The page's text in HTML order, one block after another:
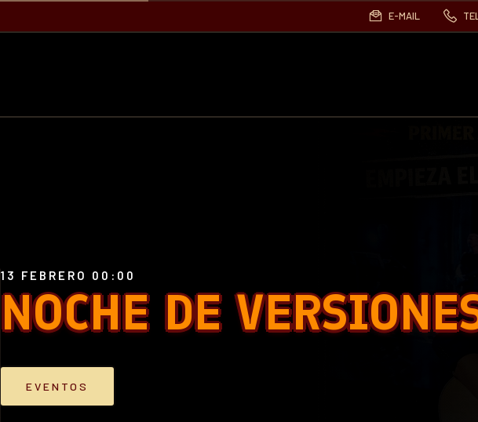
E-MAIL
NOCHE DE
13 FEBRERO 00:00
EVENTOS